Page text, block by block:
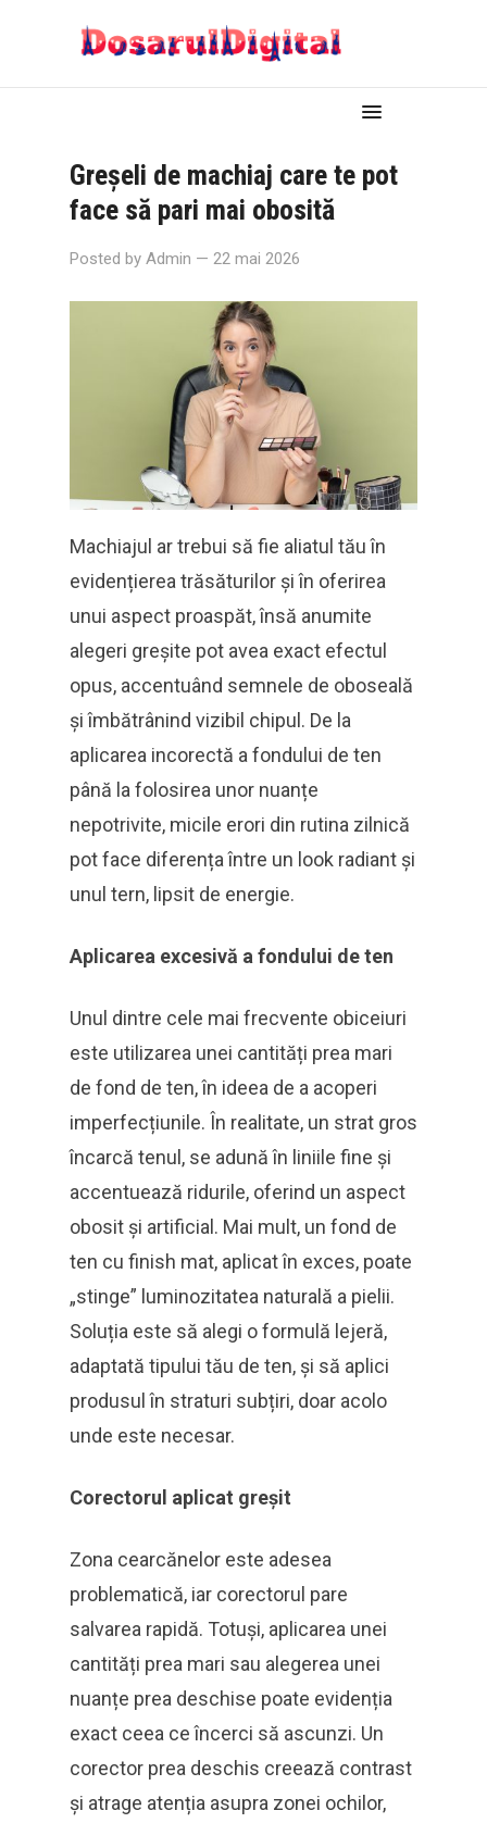
Greșeli de machiaj care te pot
face să pari mai obosită
Posted by Admin — 22 mai 2026
Machiajul ar trebui să fie aliatul tău în
evidențierea trăsăturilor și în oferirea
unui aspect proaspăt, însă anumite
alegeri greșite pot avea exact efectul
opus, accentuând semnele de oboseală
și îmbătrânind vizibil chipul. De la
aplicarea incorectă a fondului de ten
până la folosirea unor nuanțe
nepotrivite, micile erori din rutina zilnică
pot face diferența între un look radiant și
unul tern, lipsit de energie.
Aplicarea excesivă a fondului de ten
Unul dintre cele mai frecvente obiceiuri
este utilizarea unei cantități prea mari
de fond de ten, în ideea de a acoperi
imperfecțiunile. În realitate, un strat gros
încarcă tenul, se adună în liniile fine și
accentuează ridurile, oferind un aspect
obosit și artificial. Mai mult, un fond de
ten cu finish mat, aplicat în exces, poate
„stinge” luminozitatea naturală a pielii.
Soluția este să alegi o formulă lejeră,
adaptată tipului tău de ten, și să aplici
produsul în straturi subțiri, doar acolo
unde este necesar.
Corectorul aplicat greșit
Zona cearcănelor este adesea
problematică, iar corectorul pare
salvarea rapidă. Totuși, aplicarea unei
cantități prea mari sau alegerea unei
nuanțe prea deschise poate evidenția
exact ceea ce încerci să ascunzi. Un
corector prea deschis creează contrast
și atrage atenția asupra zonei ochilor,